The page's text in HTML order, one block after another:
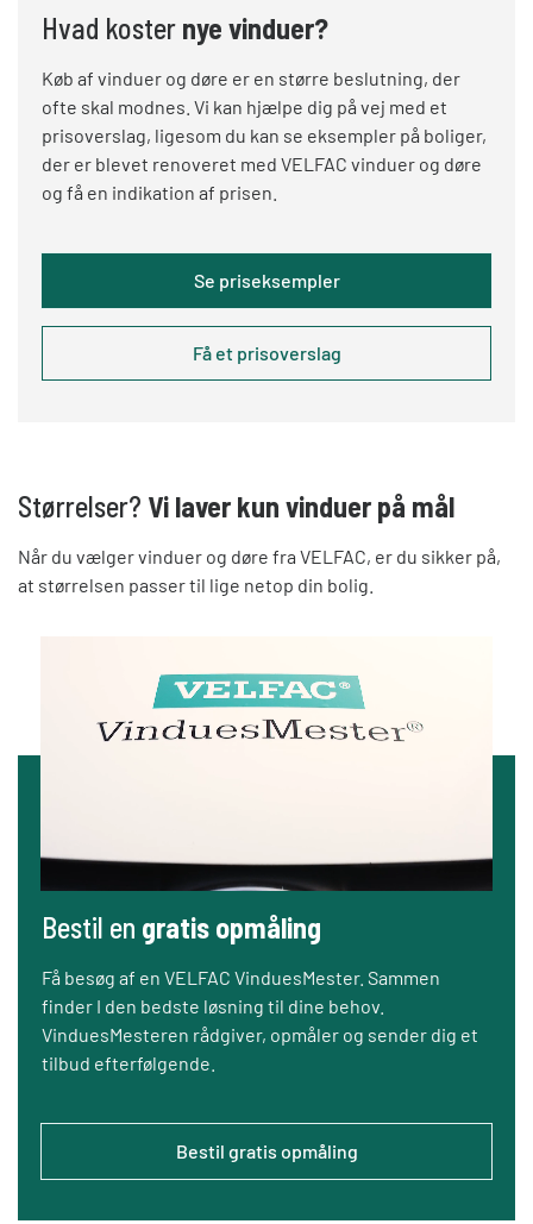
Hvad koster nye vinduer?
Køb af vinduer og døre er en større beslutning, der
ofte skal modnes. Vi kan hjælpe dig på vej med et
prisoverslag, ligesom du kan se eksempler på boliger,
der er blevet renoveret med VELFAC vinduer og døre
og få en indikation af prisen.
Se priseksempler
Få et prisoverslag
Størrelser? Vi laver kun vinduer på mål
Når du vælger vinduer og døre fra VELFAC, er du sikker på,
at størrelsen passer til lige netop din bolig.
Bestil en gratis opmåling
Få besøg af en VELFAC VinduesMester. Sammen
finder I den bedste løsning til dine behov.
VinduesMesteren rådgiver, opmåler og sender dig et
tilbud efterfølgende.
Bestil gratis opmåling